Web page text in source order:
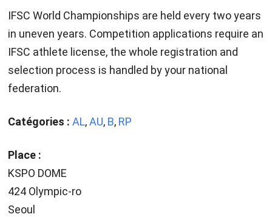
IFSC World Championships are held every two years
in uneven years. Competition applications require an
IFSC athlete license, the whole registration and
selection process is handled by your national
federation.
Catégories : AL,AU, B, RP
Place :
KSPO DOME
424 Olympic-ro
Seoul